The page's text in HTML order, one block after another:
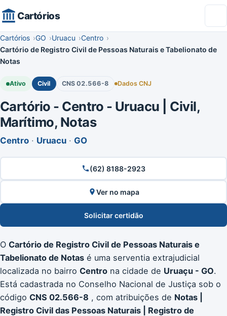
Cartórios
Cartórios GO Uruacu
Centro
Cartório de Registro Civil de Pessoas Naturais e Tabelionato de
Notas
Ativo Civil CNS 02.566-8 Dados CNJ
Cartório - Centro - Uruacu | Civil,
Marítimo, Notas
Centro · Uruacu · GO
(62) 8188-2923
Ver no mapa
Solicitar certidão
O Cartório de Registro Civil de Pessoas Naturais e
Tabelionato de Notas é uma serventia extrajudicial
localizada no bairro Centro na cidade de Uruaçu - GO.
Está cadastrada no Conselho Nacional de Justiça sob o
código CNS 02.566-8 , com atribuições de Notas |
Registro Civil das Pessoas Naturais | Registro de